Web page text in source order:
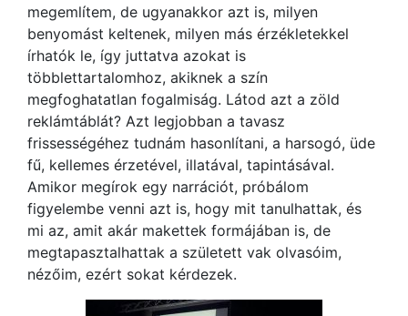
megemlítem, de ugyanakkor azt is, milyen
benyomást keltenek, milyen más érzékletekkel
írhatók le, így juttatva azokat is
többlettartalomhoz, akiknek a szín
megfoghatatlan fogalmiság. Látod azt a zöld
reklámtáblát? Azt legjobban a tavasz
frissességéhez tudnám hasonlítani, a harsogó, üde
fű, kellemes érzetével, illatával, tapintásával.
Amikor megírok egy narrációt, próbálom
figyelembe venni azt is, hogy mit tanulhattak, és
mi az, amit akár makettek formájában is, de
megtapasztalhattak a született vak olvasóim,
nézőim, ezért sokat kérdezek.